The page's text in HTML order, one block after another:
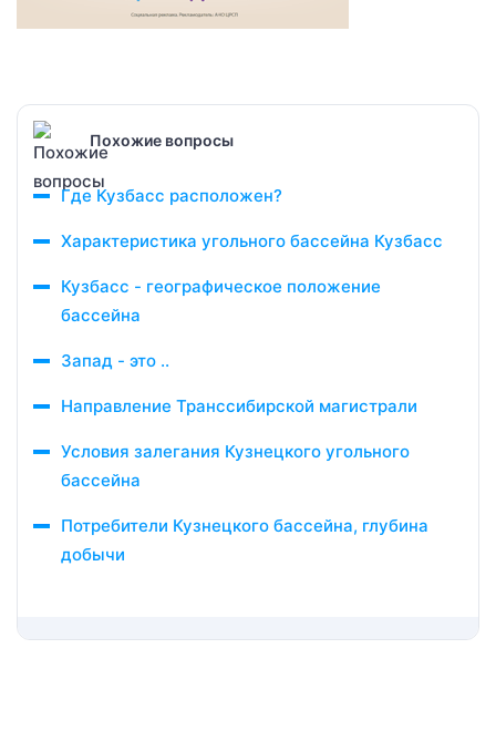
Похожие вопросы
Где Кузбасс расположен?
Характеристика угольного бассейна Кузбасс
Кузбасс - географическое положение
бассейна
Запад - это ..
Направление Транссибирской магистрали
Условия залегания Кузнецкого угольного
бассейна
Потребители Кузнецкого бассейна, глубина
добычи